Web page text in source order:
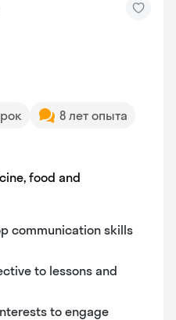
8 лет опыта
food and
communication skills
to lessons and
to engage